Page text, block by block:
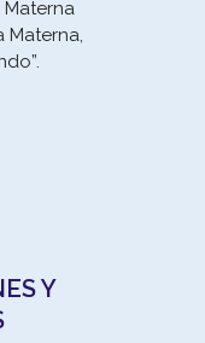
Materna,
Y